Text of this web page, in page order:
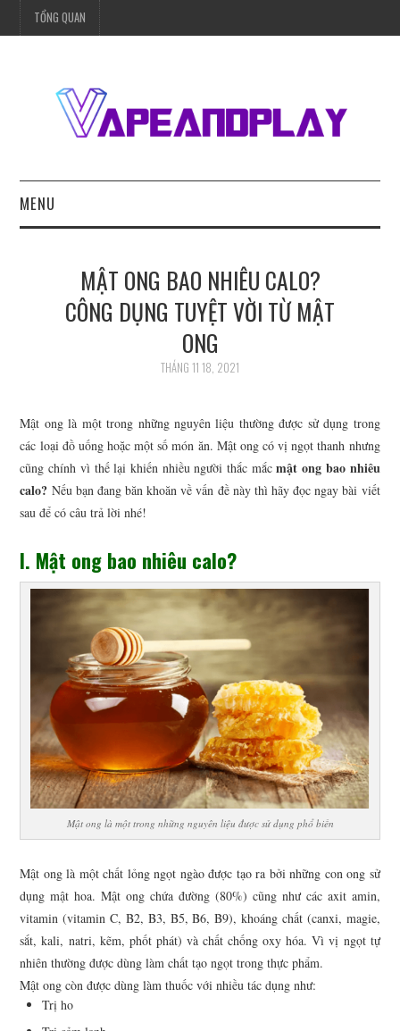
TỔNG QUAN
MENU
BÓNG ĐÁ
CÔNG NGHỆ
KINH DOANH
THỂ THAO
TIN TỨC
MẬT ONG BAO NHIÊU CALO?
CÔNG DỤNG TUYỆT VỜI TỪ MẬT
ONG
THÁNG 11 18, 2021
Mật ong là một trong những nguyên liệu thường được sử dụng trong
các loại đồ uống hoặc một số món ăn. Mật ong có vị ngọt thanh nhưng
cũng chính vì thế lại khiến nhiều người thắc mắcmật ong bao nhiêu
calo? Nếu bạn đang băn khoăn về vấn đề này thì hãy đọc ngay bài viết
sau để có câu trả lời nhé!
I. Mật ong bao nhiêu calo?
Mật ong là một trong những nguyên liệu được sử dụng phổ biến
Mật ong là một chất lỏng ngọt ngào được tạo ra bởi những con ong sử
dụng mật hoa. Mật ong chứa đường (80%) cũng như các axit amin,
vitamin (vitamin C, B2, B3, B5, B6, B9), khoáng chất (canxi, magie,
sắt, kali, natri, kẽm, phốt phát) và chất chống oxy hóa. Vì vị ngọt tự
nhiên thường được dùng làm chất tạo ngọt trong thực phẩm.
Mật ong còn được dùng làm thuốc với nhiều tác dụng như:
Trị ho